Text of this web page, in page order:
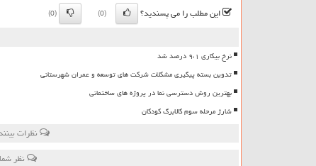
این مطلب را می پسندید؟
(0)
(0)
نرخ بیکاری ۹،۱ درصد شد
تدوین بسته پیگیری مشکلات شرکت های توسعه و عمران شهرستانی
بهترین روش دسترسی نما در پروژه های ساختمانی
شارژ مرحله سوم کالابرگ کودکان
نظرات
نظر